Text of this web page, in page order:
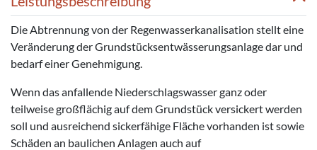
Die Abtrennung von der Regenwasserkanalisation stellt eine
Veränderung der Grundstücksentwässerungsanlage dar und
bedarf einer Genehmigung.
Wenn das anfallende Niederschlagswasser ganz oder
teilweise großflächig auf dem Grundstück versickert werden
soll und ausreichend sickerfähige Fläche vorhanden ist sowie
Schäden an baulichen Anlagen auch auf